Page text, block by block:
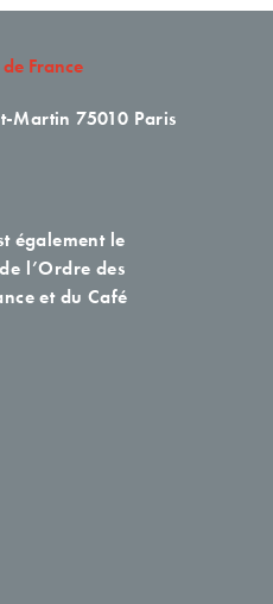
France
Martin 75010 Paris
également le
l’Ordre des
et du Café